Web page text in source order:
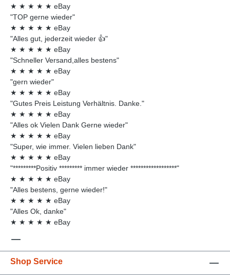
★ ★ ★ ★ ★ eBay
"TOP gerne wieder"
★ ★ ★ ★ ★ eBay
"Alles gut, jederzeit wieder 👍"
★ ★ ★ ★ ★ eBay
"Schneller Versand,alles bestens"
★ ★ ★ ★ ★ eBay
"gern wieder"
★ ★ ★ ★ ★ eBay
"Gutes Preis Leistung Verhältnis. Danke."
★ ★ ★ ★ ★ eBay
"Alles ok Vielen Dank Gerne wieder"
★ ★ ★ ★ ★ eBay
"Super, wie immer. Vielen lieben Dank"
★ ★ ★ ★ ★ eBay
"*********Positiv ********* immer wieder ******************"
★ ★ ★ ★ ★ eBay
"Alles bestens, gerne wieder!"
★ ★ ★ ★ ★ eBay
"Alles Ok, danke"
★ ★ ★ ★ ★ eBay
Shop Service